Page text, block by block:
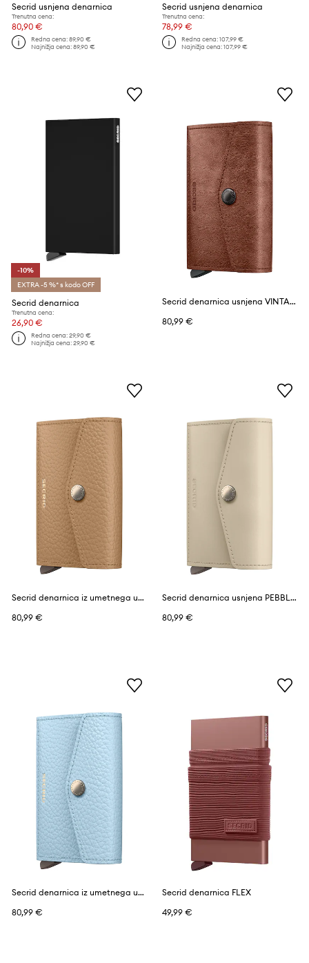
Secrid usnjena denarnica
Trenutna cena:
80,90 €
Redna cena:89,90 €
Najnižja cena:89,90 €
Secrid usnjena denarnica
Trenutna cena:
78,99 €
Redna cena:107,99 €
Najnižja cena:107,99 €
-10%
EXTRA -5 %* s kodo OFF
Secrid denarnica
Trenutna cena:
26,90 €
Redna cena:29,90 €
Najnižja cena:29,90 €
Secrid denarnica usnjena VINTAGE
80,99 €
Secrid denarnica iz umetnega usnja VINTAGE
80,99 €
Secrid denarnica usnjena PEBBLE
80,99 €
Secrid denarnica iz umetnega usnja VINTAGE
80,99 €
Secrid denarnica FLEX
49,99 €